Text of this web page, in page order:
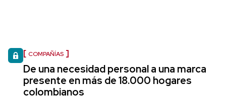
COMPAÑÍAS
De una necesidad personal a una marca
presente en más de 18.000 hogares
colombianos